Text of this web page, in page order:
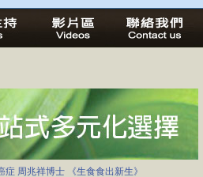
症 周兆祥博士 《生食食出新生》